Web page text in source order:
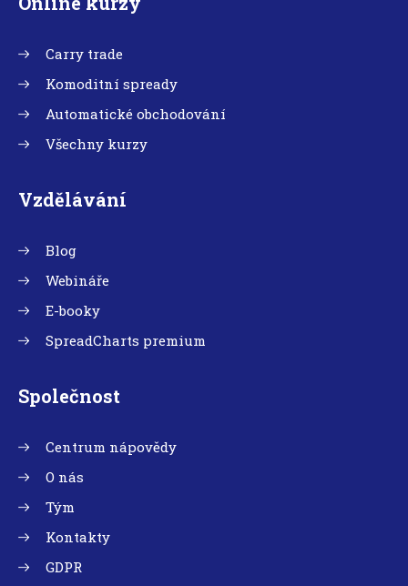
Carry trade
Komoditní spready
Automatické obchodování
Všechny kurzy
Vzdělávání
Blog
Webináře
E-booky
SpreadCharts premium
Společnost
Centrum nápovědy
O nás
Tým
Kontakty
GDPR